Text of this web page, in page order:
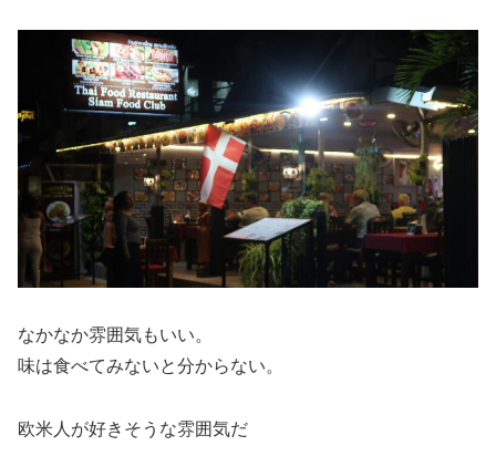
なかなか雰囲気もいい。
味は食べてみないと分からない。
欧米人が好きそうな雰囲気だ